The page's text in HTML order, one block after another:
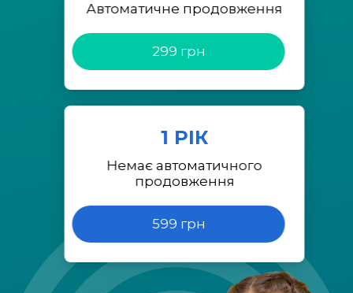
Автоматичне продовження
299 грн
1 РІК
Немає автоматичного
продовження
599 грн